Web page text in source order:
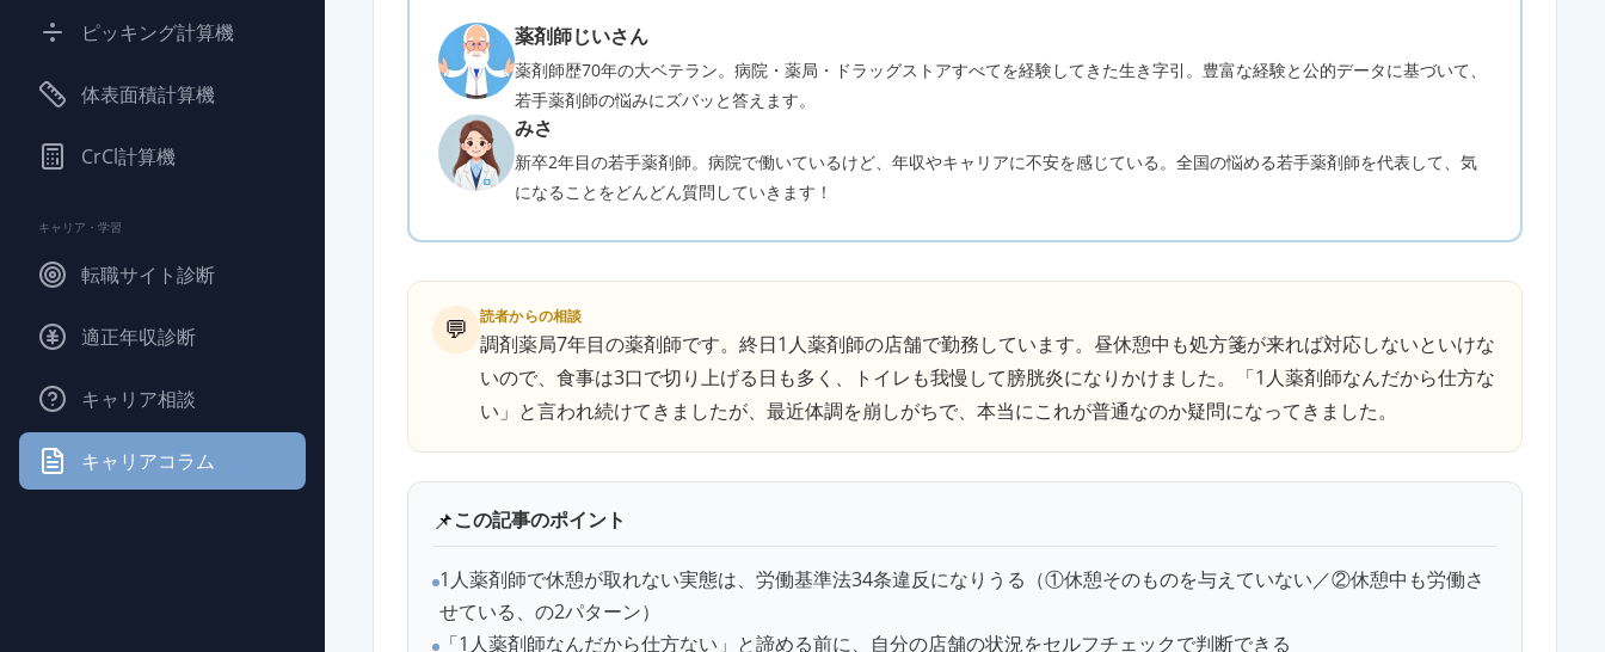
ピッキング計算機
体表面積計算機
CrCl計算機
キャリア・学習
転職サイト診断
適正年収診断
キャリア相談
キャリアコラム
薬剤師じいさん
薬剤師歴70年の大ベテラン。病院・薬局・ドラッグストアすべてを経験してきた生き字引。豊富な経験と公的データに基づいて、
若手薬剤師の悩みにズバッと答えます。
みさ
新卒2年目の若手薬剤師。病院で働いているけど、年収やキャリアに不安を感じている。全国の悩める若手薬剤師を代表して、気
になることをどんどん質問していきます！
💬 読者からの相談
調剤薬局7年目の薬剤師です。終日1人薬剤師の店舗で勤務しています。昼休憩中も処方箋が来れば対応しないといけな
いので、食事は3口で切り上げる日も多く、トイレも我慢して膀胱炎になりかけました。「1人薬剤師なんだから仕方な
い」と言われ続けてきましたが、最近体調を崩しがちで、本当にこれが普通なのか疑問になってきました。
📌この記事のポイント
1人薬剤師で休憩が取れない実態は、労働基準法34条違反になりうる（①休憩そのものを与えていない／②休憩中も労働さ
せている、の2パターン）
「1人薬剤師なんだから仕方ない」と諦める前に、自分の店舗の状況をセルフチェックで判断できる